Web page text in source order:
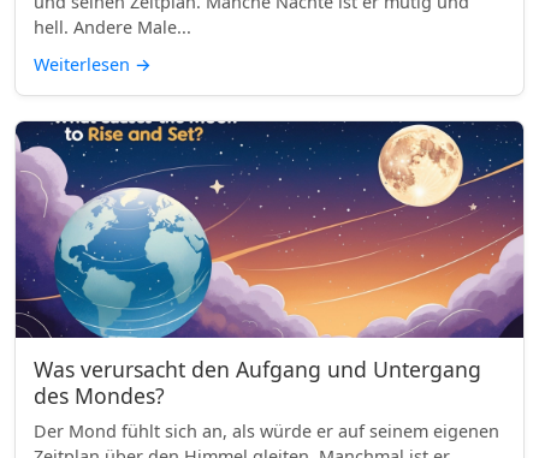
hell. Andere Male...
Weiterlesen →
Was verursacht den Aufgang und Untergang
des Mondes?
Der Mond fühlt sich an, als würde er auf seinem eigenen